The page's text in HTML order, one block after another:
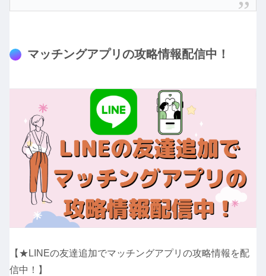
マッチングアプリの攻略情報配信中！
【★LINEの友達追加でマッチングアプリの攻略情報を配
信中！】